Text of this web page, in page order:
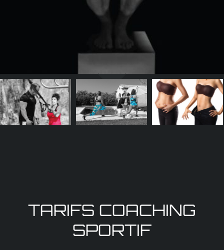
TARIFS COACHING
SPORTIF